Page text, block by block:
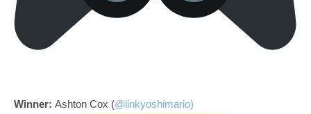
Winner: Ashton Cox (@linkyoshimario)